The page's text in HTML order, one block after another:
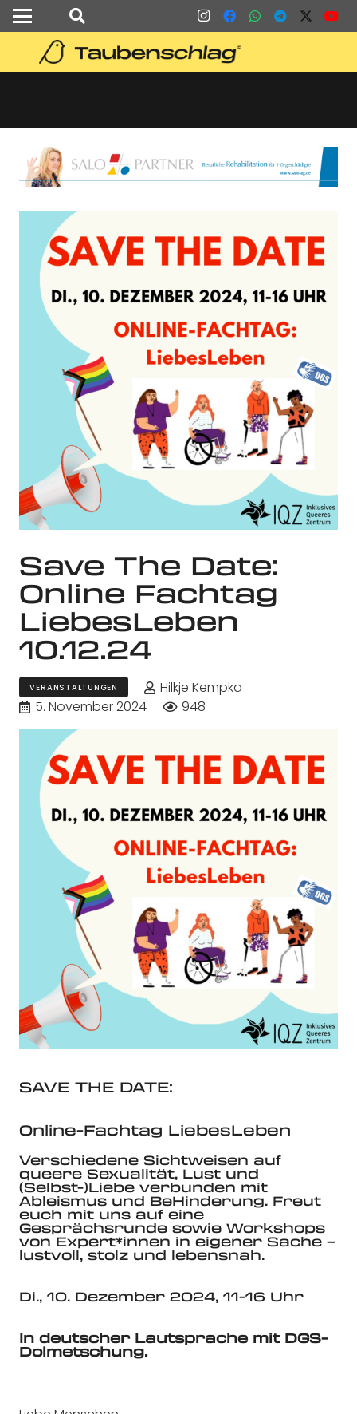
Save The Date:
Online Fachtag
LiebesLeben
10.12.24
VERANSTALTUNGEN
Hilkje Kempka
5. November 2024
948
SAVE THE DATE:
Online-Fachtag LiebesLeben
Verschiedene Sichtweisen auf
queere Sexualität, Lust und
(Selbst-)Liebe verbunden mit
Ableismus und BeHinderung. Freut
euch mit uns auf eine
Gesprächsrunde sowie Workshops
von Expert*innen in eigener Sache –
lustvoll, stolz und lebensnah.
Di., 10. Dezember 2024, 11-16 Uhr
In deutscher Lautsprache mit DGS-
Dolmetschung.